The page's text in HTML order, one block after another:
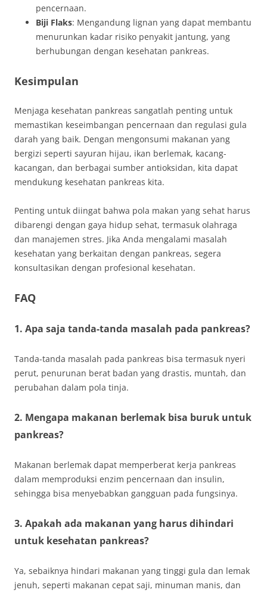
pencernaan.
Biji Flaks: Mengandung lignan yang dapat membantu
menurunkan kadar risiko penyakit jantung, yang
berhubungan dengan kesehatan pankreas.
Kesimpulan
Menjaga kesehatan pankreas sangatlah penting untuk
memastikan keseimbangan pencernaan dan regulasi gula
darah yang baik. Dengan mengonsumi makanan yang
bergizi seperti sayuran hijau, ikan berlemak, kacang-
kacangan, dan berbagai sumber antioksidan, kita dapat
mendukung kesehatan pankreas kita.
Penting untuk diingat bahwa pola makan yang sehat harus
dibarengi dengan gaya hidup sehat, termasuk olahraga
dan manajemen stres. Jika Anda mengalami masalah
kesehatan yang berkaitan dengan pankreas, segera
konsultasikan dengan profesional kesehatan.
FAQ
1. Apa saja tanda-tanda masalah pada pankreas?
Tanda-tanda masalah pada pankreas bisa termasuk nyeri
perut, penurunan berat badan yang drastis, muntah, dan
perubahan dalam pola tinja.
2. Mengapa makanan berlemak bisa buruk untuk
pankreas?
Makanan berlemak dapat memperberat kerja pankreas
dalam memproduksi enzim pencernaan dan insulin,
sehingga bisa menyebabkan gangguan pada fungsinya.
3. Apakah ada makanan yang harus dihindari
untuk kesehatan pankreas?
Ya, sebaiknya hindari makanan yang tinggi gula dan lemak
jenuh, seperti makanan cepat saji, minuman manis, dan